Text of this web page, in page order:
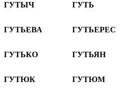
ГУТЫЧ ГУТЬ
ГУТЬЕВА ГУТЬЕРЕС
ГУТЬКО ГУТЬЯН
ГУТЮК ГУТЮМ